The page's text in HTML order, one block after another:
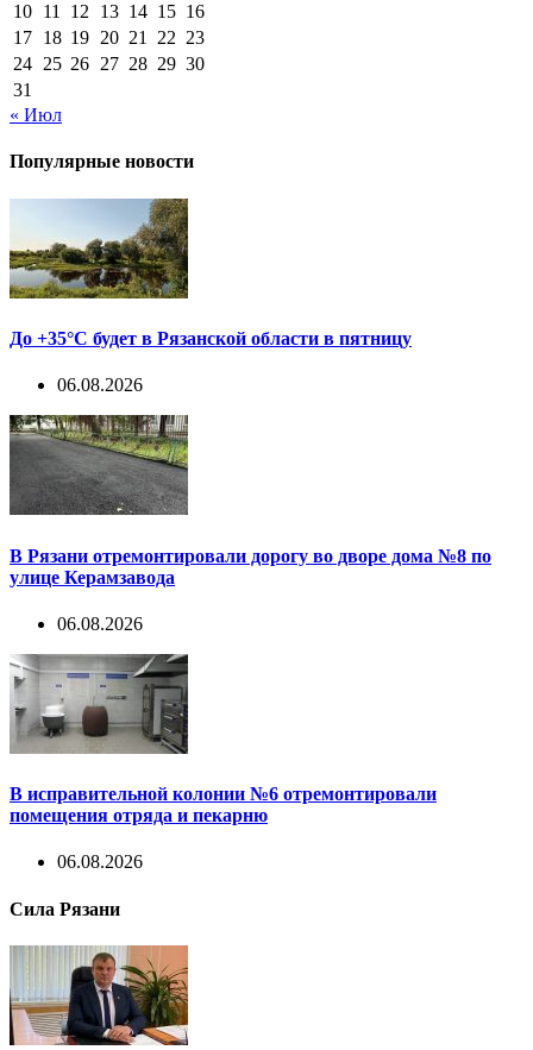
10 11 12 13 14 15 16
17 18 19 20 21 22 23
24 25 26 27 28 29 30
31
« Июл
Популярные новости
До +35°С будет в Рязанской области в пятницу
06.08.2026
В Рязани отремонтировали дорогу во дворе дома №8 по
улице Керамзавода
06.08.2026
В исправительной колонии №6 отремонтировали
помещения отряда и пекарню
06.08.2026
Сила Рязани